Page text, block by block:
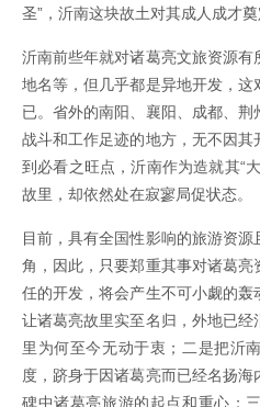
圣”，沂南这块故土对其成人成才奠
沂南前些年就对诸葛亮文旅资源有
地名等，但几乎都是异地开发，
已。省外的南阳、襄阳、成都、
战斗和工作足迹的地方，无不因
到必看之旺点，沂南作为造就其“
故里，却依然处在寂寥局促状态。
目前，具有全国性影响的旅游资
角，因此，只要郑重其事对诸葛
任的开发，将会产生不可小觑的
让诸葛亮故里实至名归，外地已
里为何至今无动于衷；二是把沂
度，跻身于因诸葛亮而已经名扬
碑中诸葛亮旅游的起点和重心；